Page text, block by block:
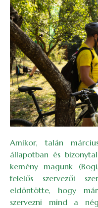
Amikor, talán
állapotban és
kemény magunk
felelős szervezői
eldöntötte, hogy
szervezni mind a